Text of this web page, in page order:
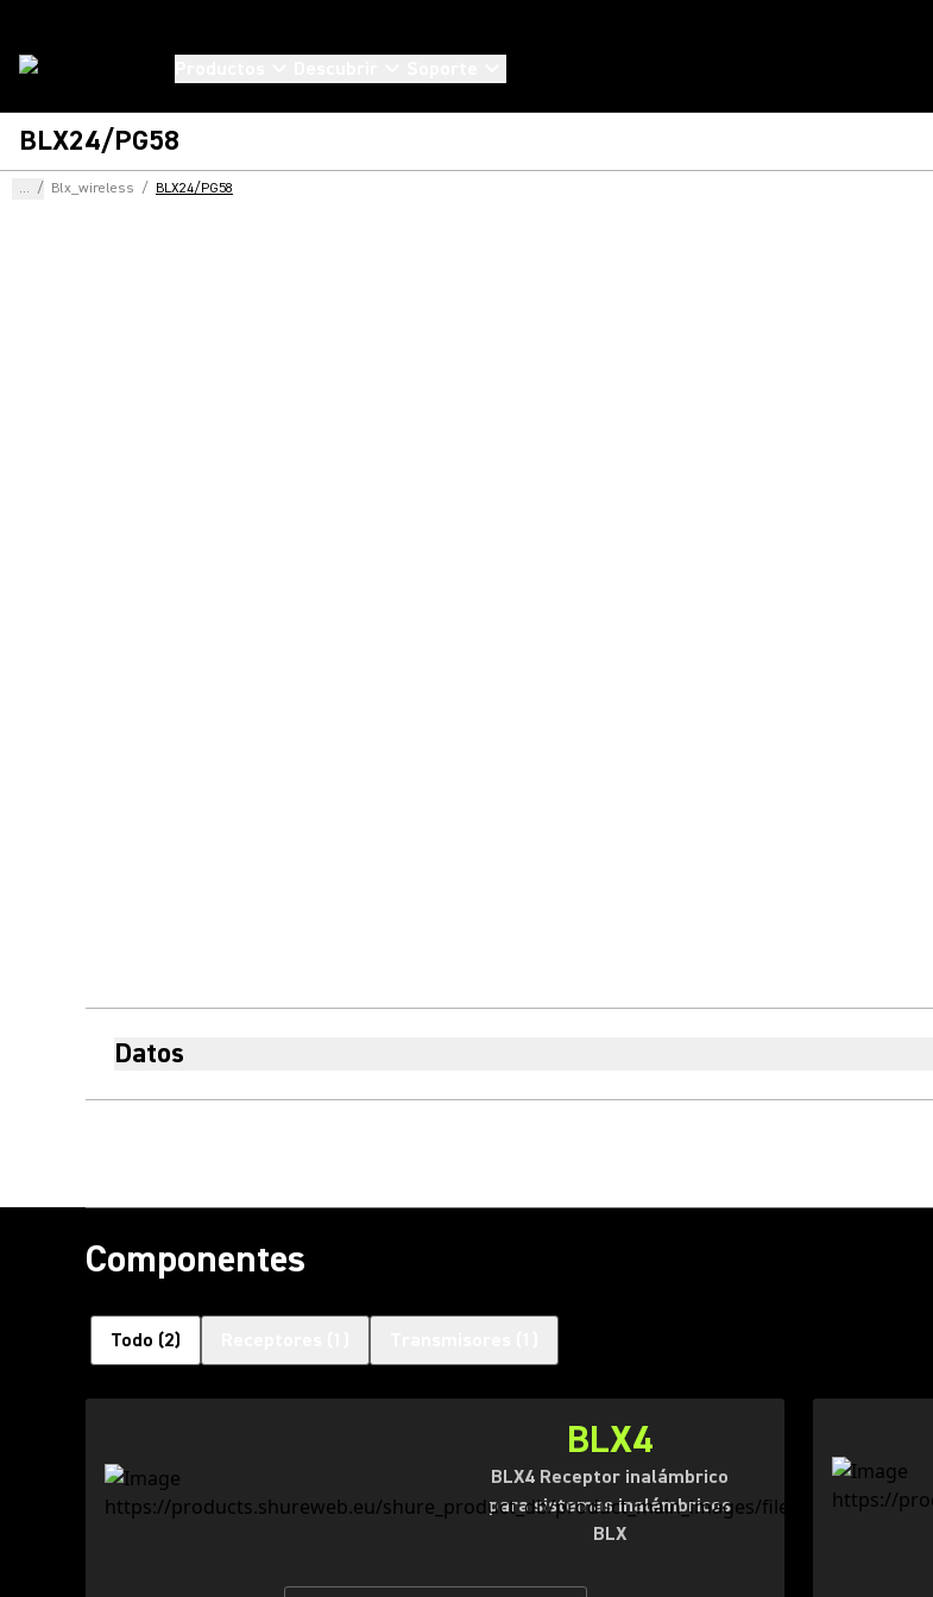
BLX24/PG58
... / Blx_wireless / BLX24/PG58
Datos
Componentes
Todo (2)
BLX4
BLX4 Receptor inalámbrico
para sistemas inalámbricos
BLX